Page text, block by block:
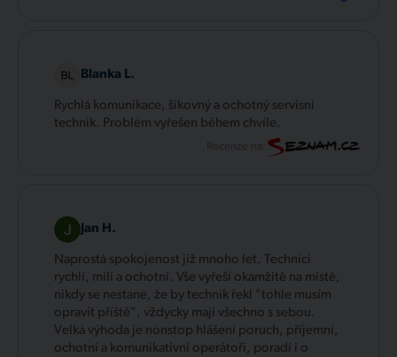
Blanka L.
Rychlá komunikace, šikovný a ochotný servisní
technik. Problém vyřešen během chvíle.
Jan H.
Naprostá spokojenost již mnoho let. Technici
rychlí, milí a ochotní. Vše vyřeší okamžitě na místě,
nikdy se nestane, že by technik řekl "tohle musím
opravit příště", vždycky mají všechno s sebou.
Velká výhoda je nonstop hlášení poruch, příjemní,
ochotní a komunikativní operátoři, poradí i o